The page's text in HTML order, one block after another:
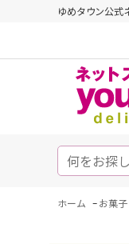
ゆめタウン公式
ホーム - お菓